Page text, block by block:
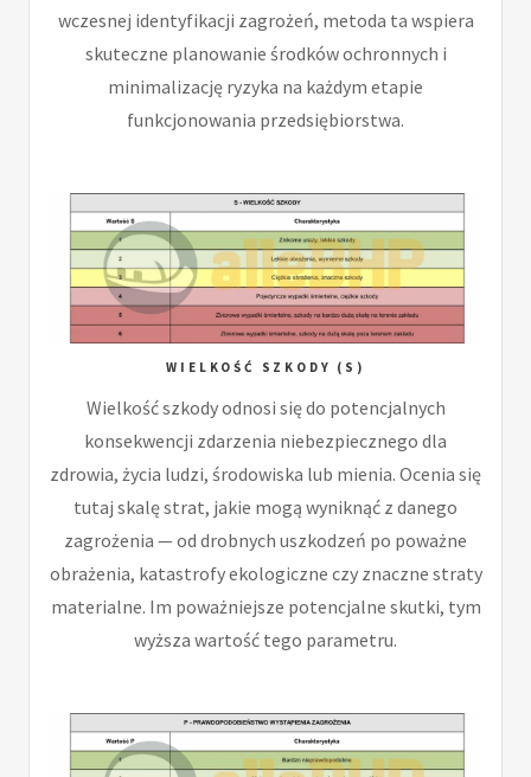
wczesnej identyfikacji zagrożeń, metoda ta wspiera
skuteczne planowanie środków ochronnych i
minimalizację ryzyka na każdym etapie
funkcjonowania przedsiębiorstwa.
WIELKOŚĆ SZKODY (S)
Wielkość szkody odnosi się do potencjalnych
konsekwencji zdarzenia niebezpiecznego dla
zdrowia, życia ludzi, środowiska lub mienia. Ocenia się
tutaj skalę strat, jakie mogą wyniknąć z danego
zagrożenia — od drobnych uszkodzeń po poważne
obrażenia, katastrofy ekologiczne czy znaczne straty
materialne. Im poważniejsze potencjalne skutki, tym
wyższa wartość tego parametru.